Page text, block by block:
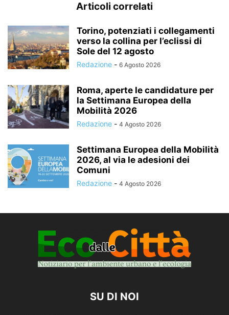
Articoli correlati
Torino, potenziati i collegamenti
verso la collina per l’eclissi di
Sole del 12 agosto
Redazione - 6 Agosto 2026
Roma, aperte le candidature per
la Settimana Europea della
Mobilità 2026
Redazione - 4 Agosto 2026
Settimana Europea della Mobilità
2026, al via le adesioni dei
Comuni
Redazione - 4 Agosto 2026
SU DI NOI